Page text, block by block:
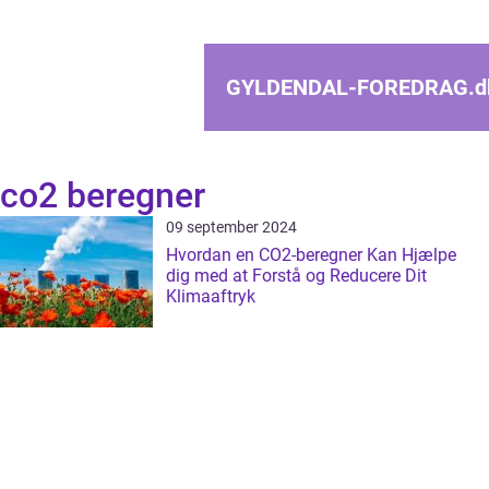
GYLDENDAL-FOREDRAG.
co2 beregner
09 september 2024
Hvordan en CO2-beregner Kan Hjælpe
dig med at Forstå og Reducere Dit
Klimaaftryk